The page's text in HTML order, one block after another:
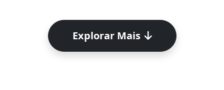
Explorar Mais